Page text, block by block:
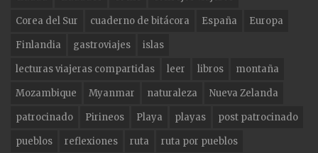
o
o
k
m
Corea del Sur
cuaderno de bitácora España
Europa
Finlandia
gastroviajes
islas
lecturas viajeras compartidas
leer libros
montaña
Mozambique
Myanmar naturaleza
Nueva Zelanda
patrocinado
Pirineos Playa playas
post patrocinado
pueblos
reflexiones ruta
ruta por pueblos